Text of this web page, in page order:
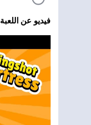
فيديو عن اللعبة